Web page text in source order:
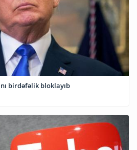
birdəfəlik bloklayıb